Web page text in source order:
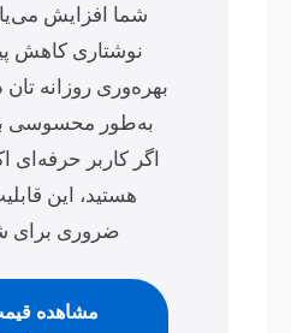
شما افزایش
نوشتاری کاهش
بهره‌وری روزانه
به‌طور محسوسی
اگر کاربر حرفه‌ای
هستید، این
ضروری
مشاهده